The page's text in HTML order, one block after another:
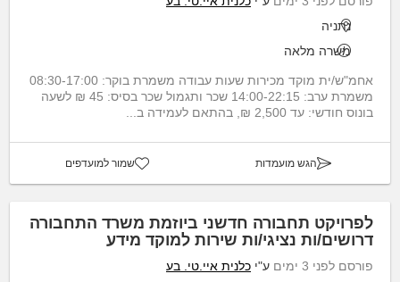
נתניה
משרה מלאה
אחמ"ש/ית מוקד מכירות שעות עבודה משמרת בוקר: 08:30-17:00
משמרת ערב: 14:00-22:15 שכר ותגמול שכר בסיס: 45 ₪ לשעה
בונוס חודשי: עד 2,500 ₪, בהתאם לעמידה ב...
הגש מועמדות שמור למועדפים
לפרויקט תחבורה חדשני ביוזמת משרד התחבורה
דרושים/ות נציגי/ות שירות למוקד מידע
פורסם לפני 3 ימים ע"י כלנית איי.טי. בע